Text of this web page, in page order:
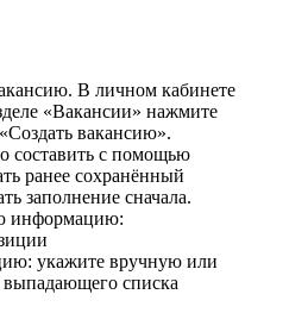
В личном кабинете
«Вакансии» нажмите
вакансию».
составить с помощью
ранее сохранённый
заполнение сначала.
информацию:
укажите вручную или
выпадающего списка